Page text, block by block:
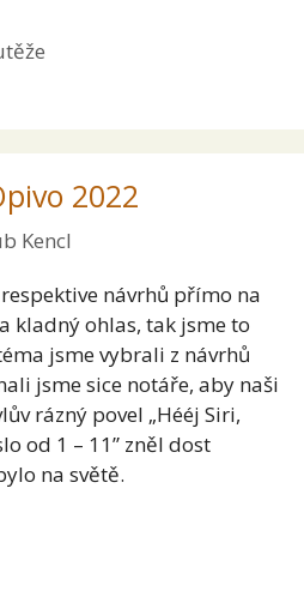
2022
Kencl
návrhů přímo na
kladný ohlas, tak jsme to
jsme vybrali z návrhů
jsme sice notáře, aby naši
rázný povel „Hééj Siri,
od 1 – 11” zněl dost
na světě.